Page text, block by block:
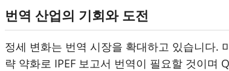
번역 산업의 기회와 도전
정세 변화는 번역 시장을 확대하고 있습니다.
략 약화로 IPEF 보고서 번역이 필요할 것이며